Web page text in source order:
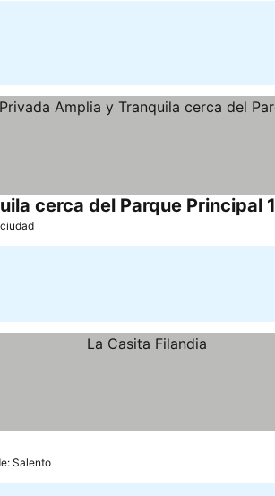
cerca del Parque Principal 1
Salento